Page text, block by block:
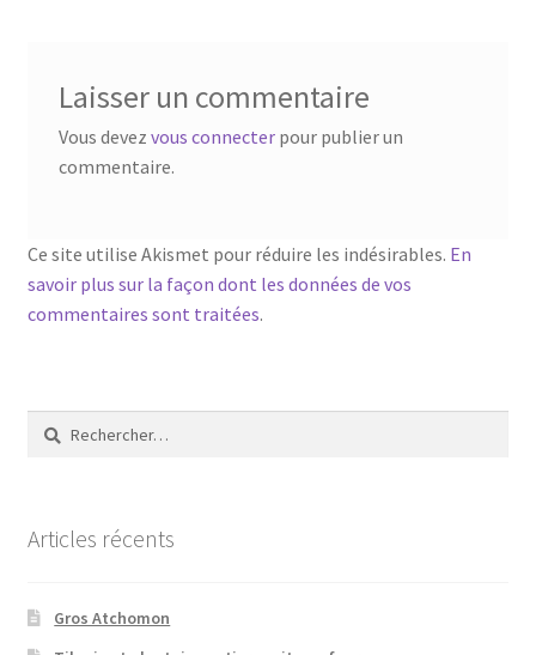
Laisser un commentaire
Vous devez vous connecterpour publier un
commentaire.
Ce site utilise Akismet pour réduire les indésirables. En
savoir plus sur la façon dont les données de vos
commentaires sont traitées.
Rechercher :
Articles récents
Gros Atchomon